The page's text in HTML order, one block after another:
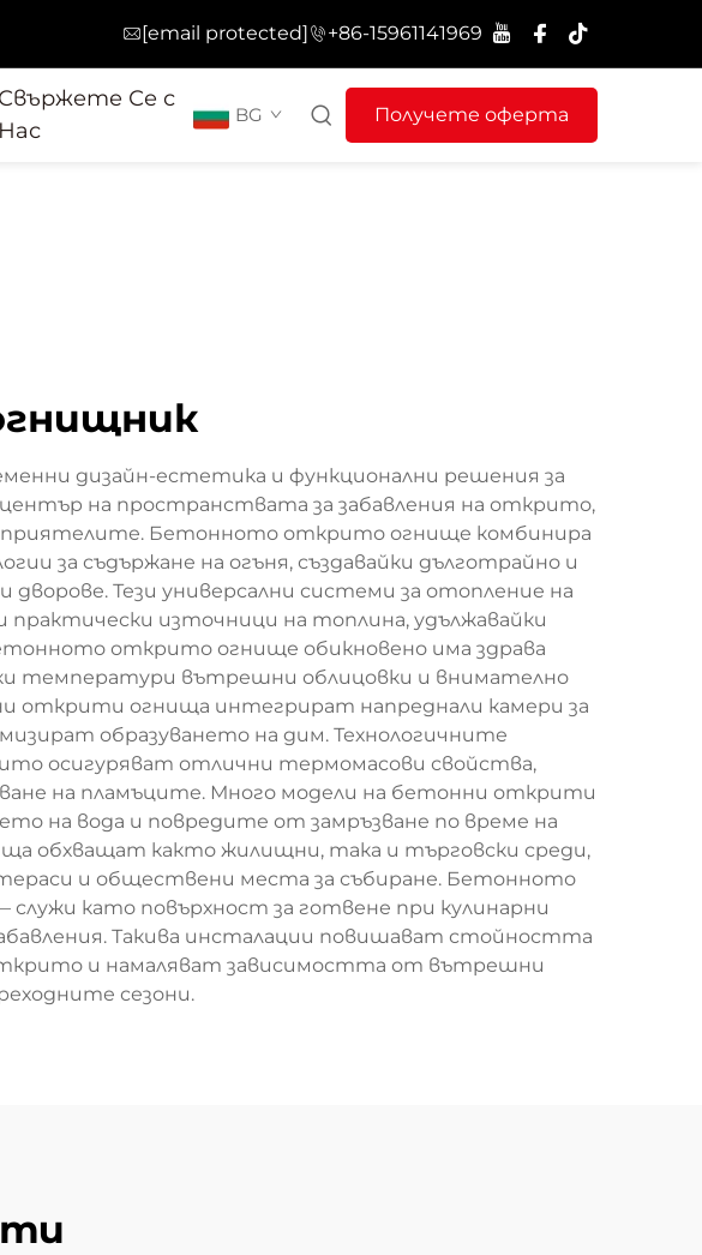
[email protected] +86-15961141969
Свържете Се с
Нас
BG Получете оферта
дизайн-естетика и функционални решения за
на пространствата за забавления на открито,
приятелите. Бетонното открито огнище комбинира
за съдържане на огъня, създавайки дълготрайно и
дворове. Тези универсални системи за отопление на
източници на топлина, удължавайки
открито огнище обикновено има здрава
температури вътрешни облицовки и внимателно
открити огнища интегрират напреднали камери за
образуването на дим. Технологичните
осигуряват отлични термомасови свойства,
на пламъците. Много модели на бетонни открити
на вода и повредите от замръзване по време на
обхващат както жилищни, така и търговски среди,
и обществени места за събиране. Бетонното
като повърхност за готвене при кулинарни
Такива инсталации повишават стойността
и намаляват зависимостта от вътрешни
сезони.